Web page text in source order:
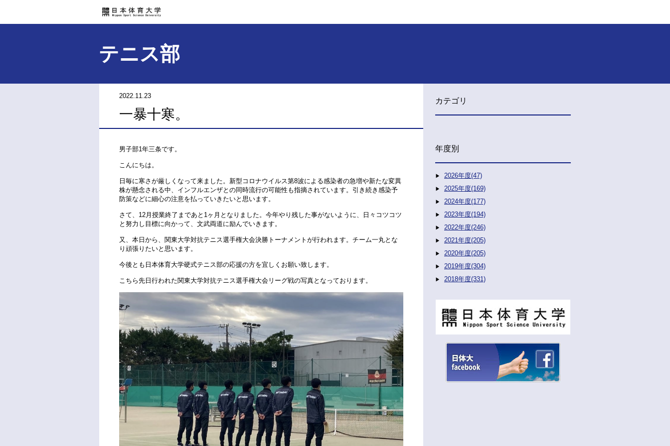
テニス部
2022.11.23
一暴十寒。
男子部1年三条です。
こんにちは。
日毎に寒さが厳しくなって来ました。新型コロナウイルス第8波による感染者の急増や新たな変異
株が懸念される中、インフルエンザとの同時流行の可能性も指摘されています。引き続き感染予
防策などに細心の注意を払っていきたいと思います。
さて、12月授業終了まであと1ヶ月となりました。今年やり残した事がないように、日々コツコツ
と努力し目標に向かって、文武両道に励んでいきます。
又、本日から、関東大学対抗テニス選手権大会決勝トーナメントが行われます。チーム一丸とな
り頑張りたいと思います。
今後とも日本体育大学硬式テニス部の応援の方を宜しくお願い致します。
こちら先日行われた関東大学対抗テニス選手権大会リーグ戦の写真となっております。
カテゴリ
年度別
2026年度(47)
2025年度(169)
2024年度(177)
2023年度(194)
2022年度(246)
2021年度(205)
2020年度(205)
2019年度(304)
2018年度(331)